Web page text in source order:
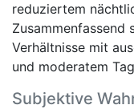
reduziertem
Verhältnisse mit
und moderatem
Subjektive